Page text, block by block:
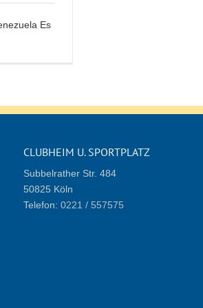
Es
CLUBHEIM U. SPORTPLATZ
Subbelrather Str. 484
50825 Köln
Telefon: 0221 / 557575